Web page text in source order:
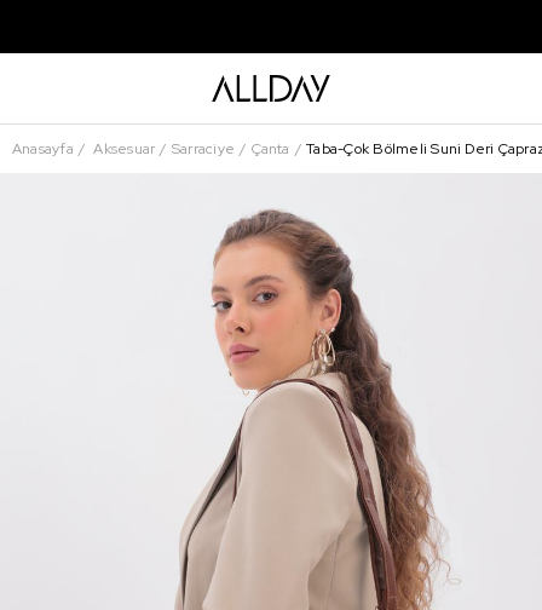
Anasayfa Aksesuar Sarraciye Çanta Taba-Çok Bölmeli Suni Deri